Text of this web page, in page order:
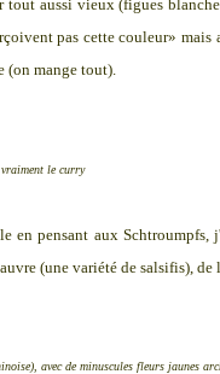
aussi vieux (figues
pas cette couleur» mais
(on mange tout).
le curry
en pensant aux Schtroumpfs,
(une variété de salsifis),
minuscules fleurs jaunes archi